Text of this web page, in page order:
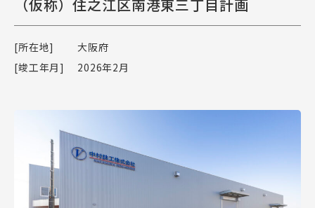
（仮称）住之江区南港東三丁目計画
[所在地]
大阪府
[竣工年月]
2026年2月